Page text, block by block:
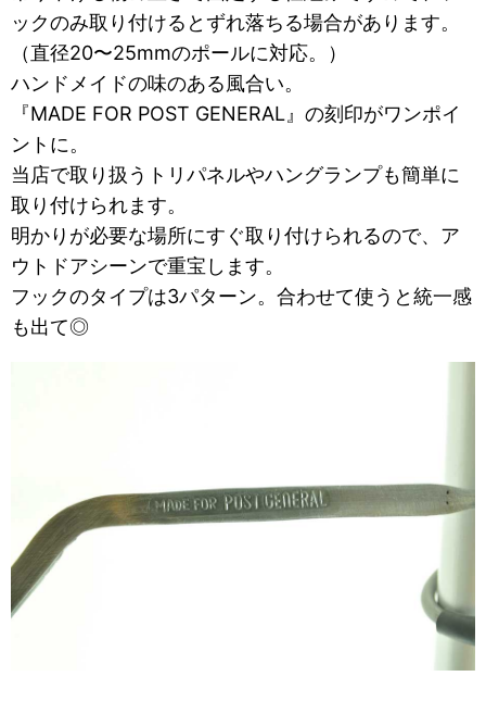
ックのみ取り付けるとずれ落ちる場合があります。
（直径20〜25mmのポールに対応。）
ハンドメイドの味のある風合い。
『MADE FOR POST GENERAL』の刻印がワンポイ
ントに。
当店で取り扱うトリパネルやハングランプも簡単に
取り付けられます。
明かりが必要な場所にすぐ取り付けられるので、ア
ウトドアシーンで重宝します。
フックのタイプは3パターン。合わせて使うと統一感
も出て◎